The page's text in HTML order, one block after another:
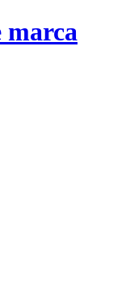
marca